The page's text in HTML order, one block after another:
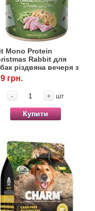
Mono Protein
Rabbit для
різдвяна вечеря з
400 г
грн.
- + шт
Купити